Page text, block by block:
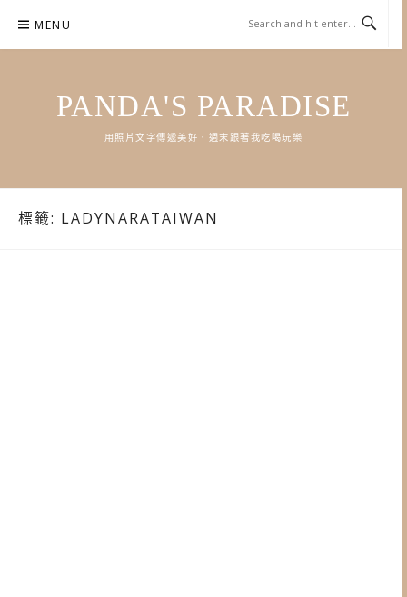
content
MENU
PANDA'S PARADISE
用照片文字傳遞美好．週末跟著我吃喝玩樂
標籤: LADYNARATAIWAN